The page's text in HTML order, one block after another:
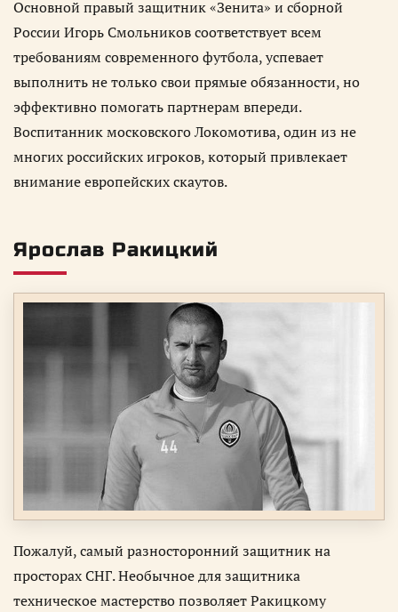
Основной правый защитник «Зенита» и сборной
России Игорь Смольников соответствует всем
требованиям современного футбола, успевает
выполнить не только свои прямые обязанности, но
эффективно помогать партнерам впереди.
Воспитанник московского Локомотива, один из не
многих российских игроков, который привлекает
внимание европейских скаутов.
Ярослав Ракицкий
Пожалуй, самый разносторонний защитник на
просторах СНГ. Необычное для защитника
техническое мастерство позволяет Ракицкому